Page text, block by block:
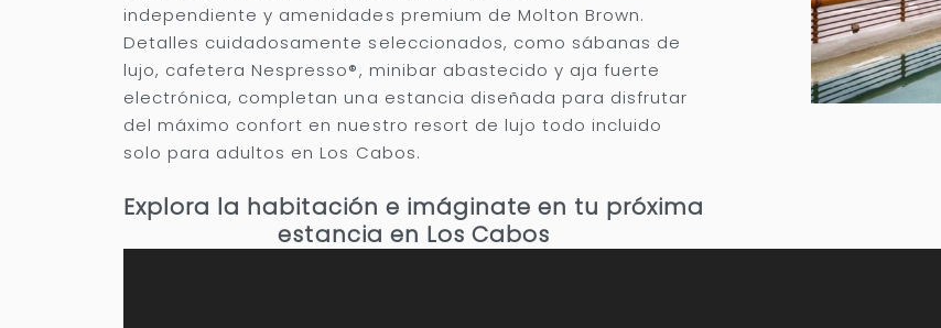
independiente y amenidades premium de Molton Brown.
Detalles cuidadosamente seleccionados, como sábanas de
lujo, cafetera Nespresso®, minibar abastecido y aja fuerte
electrónica, completan una estancia diseñada para disfrutar
del máximo confort en nuestro resort de lujo todo incluido
solo para adultos en Los Cabos.
Explora la habitación e imáginate en tu próxima
estancia en Los Cabos